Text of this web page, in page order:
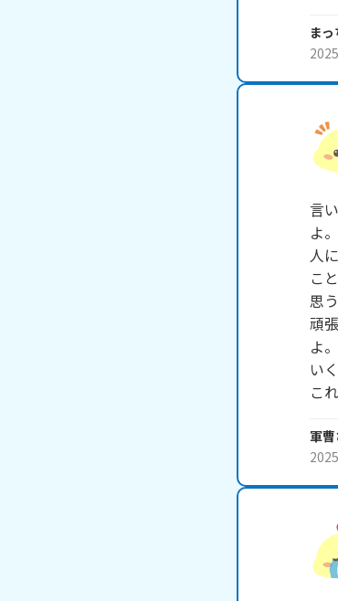
ま
言
よ
人
こ
思
頑
よ
い
こ
軍曹